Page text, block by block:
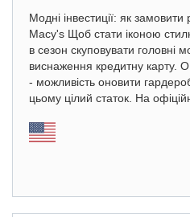
Модні інвестиції: як замовити
Macy's Щоб стати іконою
в сезон скуповувати головні
виснаження кредитну карту.
- можливість оновити
цьому цілий статок. На